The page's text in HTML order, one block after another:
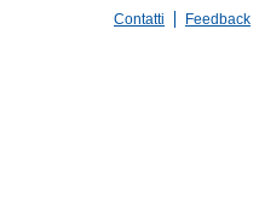
Contatti Feedback